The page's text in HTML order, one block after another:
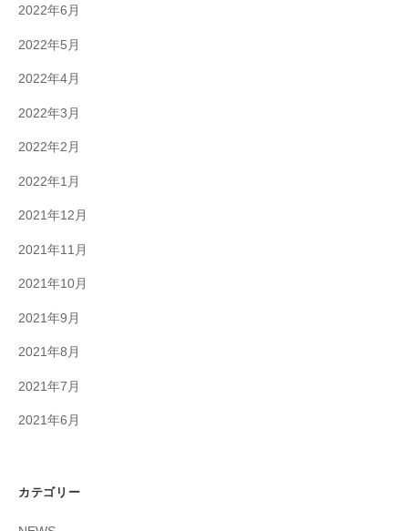
2022年6月
2022年5月
2022年4月
2022年3月
2022年2月
2022年1月
2021年12月
2021年11月
2021年10月
2021年9月
2021年8月
2021年7月
2021年6月
カテゴリー